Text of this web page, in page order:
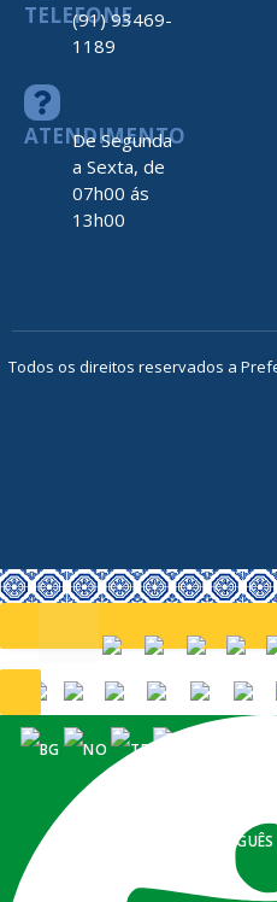
TELEFONE
(91) 93469-
1189
ATENDIMENTO
De Segunda
a Sexta, de
07h00 ás
13h00
Todos os direitos reservados a